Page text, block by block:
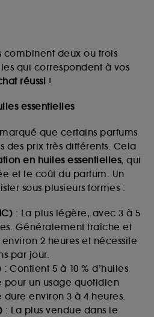
combinent deux ou trois
qui correspondent à vos
réussi !
essentielles
que certains parfums
des prix très différents. Cela
en huiles essentielles, qui
et le coût du parfum. Un
sous plusieurs formes :
: La plus légère, avec 3 à 5
Généralement fraîche et
2 heures et nécessite
par jour.
: Contient 5 à 10 % d’huiles
pour un usage quotidien
environ 3 à 4 heures.
: La plus vendue dans le